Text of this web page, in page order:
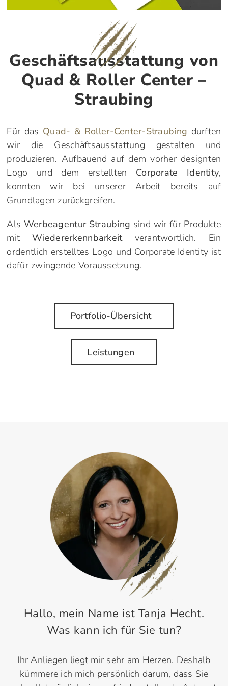
Geschäftsausstattung von
Quad & Roller Center –
Straubing
Für das Quad- & Roller-Center-Straubing durften
wir die Geschäftsausstattung gestalten und
produzieren. Aufbauend auf dem vorher designten
Logo und dem erstellten Corporate Identity,
konnten wir bei unserer Arbeit bereits auf
Grundlagen zurückgreifen.
Als Werbeagentur Straubing sind wir für Produkte
mitWiedererkennbarkeitverantwortlich. Ein
ordentlich erstelltes Logo und Corporate Identity ist
dafür zwingende Voraussetzung.
Portfolio-Übersicht
Leistungen
Hallo, mein Name ist Tanja Hecht.
Was kann ich für Sie tun?
Ihr Anliegen liegt mir sehr am Herzen. Deshalb
kümmere ich mich persönlich darum, dass Sie